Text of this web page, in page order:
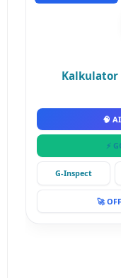
Kalkulator
🧠
⚡
G-Inspect
🚀